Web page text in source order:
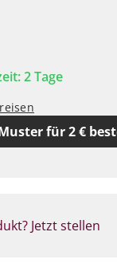
2 Tage
für 2 €
Jetzt stellen